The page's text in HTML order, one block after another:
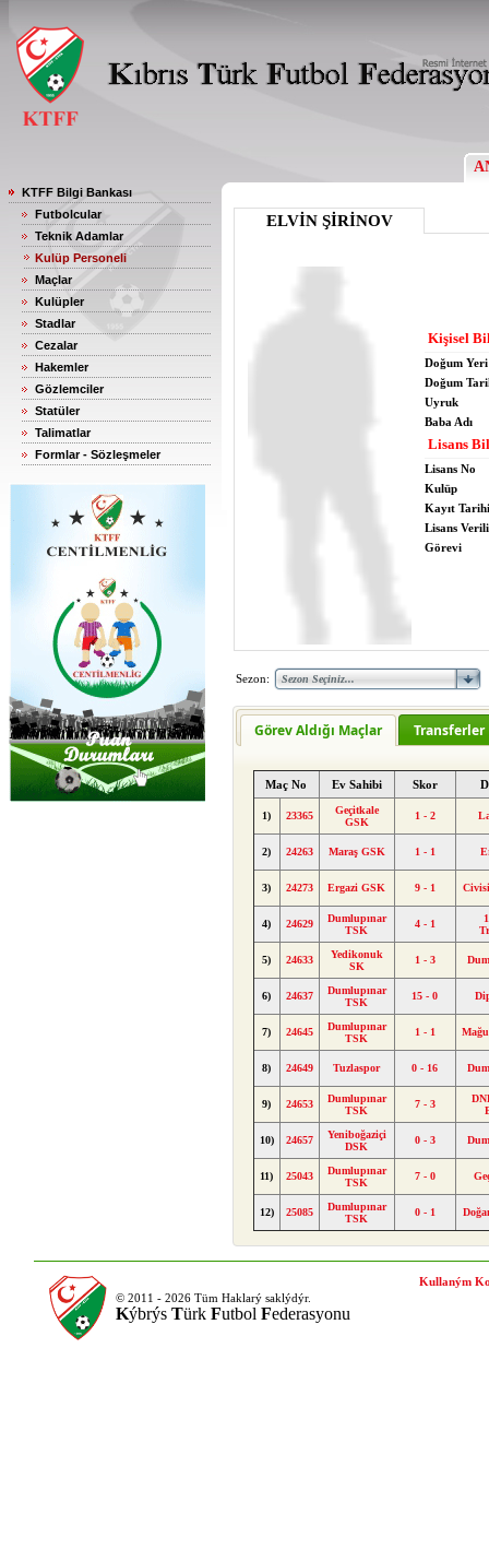
KTFF Bilgi Bankası
Futbolcular
Teknik Adamlar
Kulüp Personeli
Maçlar
Kulüpler
Stadlar
Cezalar
Hakemler
Gözlemciler
Statüler
Talimatlar
Formlar - Sözleşmeler
ELVİN ŞİRİNOV
Kişisel
Doğum Yeri
Doğum
Uyruk
Baba Adı
Lisans
Lisans No
Kulüp
Kayıt Tarihi
Lisans
Görevi
Sezon:
Görev Aldığı Maçlar Transferler
Maç No Ev Sahibi Skor
1) 23365
Geçitkale
GSK
1 - 2
2) 24263 Maraş GSK 1 - 1
3) 24273 Ergazi GSK 9 - 1
4) 24629
Dumlupınar
TSK
4 - 1
5) 24633
Yedikonuk
SK
1 - 3
6) 24637
Dumlupınar
TSK
15 - 0
7) 24645
Dumlupınar
TSK
1 - 1
8) 24649 Tuzlaspor 0 - 16
9) 24653
Dumlupınar
TSK
7 - 3
10) 24657
Yeniboğaziçi
DSK
0 - 3
11) 25043
Dumlupınar
TSK
7 - 0
12) 25085
Dumlupınar
TSK
0 - 1
© 2011 - 2026 Tüm Haklarý saklýdýr.
Kýbrýs Türk Futbol Federasyonu
Kullaným